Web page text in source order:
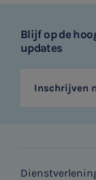
Blijf op de
updates
Inschrijven